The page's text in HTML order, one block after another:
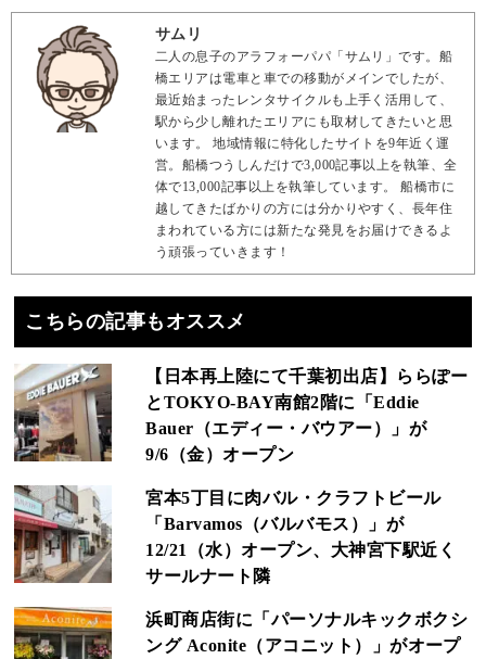
サムリ
二人の息子のアラフォーパパ「サムリ」です。船
橋エリアは電車と車での移動がメインでしたが、
最近始まったレンタサイクルも上手く活用して、
駅から少し離れたエリアにも取材してきたいと思
います。 地域情報に特化したサイトを9年近く運
営。船橋つうしんだけで3,000記事以上を執筆、全
体で13,000記事以上を執筆しています。 船橋市に
越してきたばかりの方には分かりやすく、長年住
まわれている方には新たな発見をお届けできるよ
う頑張っていきます！
こちらの記事もオススメ
【日本再上陸にて千葉初出店】ららぽー
とTOKYO‐BAY南館2階に「Eddie
Bauer（エディー・バウアー）」が
9/6（金）オープン
宮本5丁目に肉バル・クラフトビール
「Barvamos（バルバモス）」が
12/21（水）オープン、大神宮下駅近く
サールナート隣
浜町商店街に「パーソナルキックボクシ
ング Aconite（アコニット）」がオープ